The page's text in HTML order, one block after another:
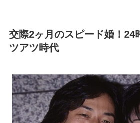
交際2ヶ月のスピード婚！24
ツアツ時代